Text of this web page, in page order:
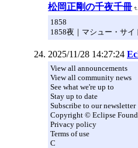
松岡正剛の千夜千冊
1858
1858夜｜マシュー・サイ
2025/11/28 14:27:24
View all announcements
View all community news
See what we're up to
Stay up to date
Subscribe to our newsletter
Copyright © Eclipse
Privacy policy
Terms of use
C